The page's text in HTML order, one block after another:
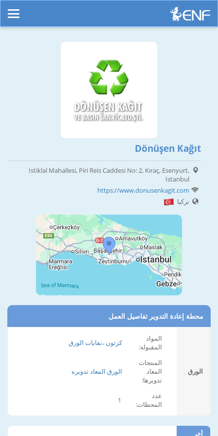
Dönüşen Kağıt
İstiklal Mahallesi, Piri Reis Caddesi No: 2, Kıraç, Esenyurt,
İstanbul
https://www.donusenkagit.com
تركيا
محطة إعادة التدوير تفاصيل العمل
الورق
المواد
المقبولة:
كرتون ،نفايات الورق
المنتجات
المعاد
تدويرها:
الورق المعاد تدويره
عدد
المحطات:
1
أخر